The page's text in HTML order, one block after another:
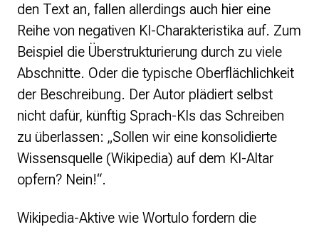
den Text an, fallen allerdings auch hier eine
Reihe von negativen KI-Charakteristika auf. Zum
Beispiel die Überstrukturierung durch zu viele
Abschnitte. Oder die typische Oberflächlichkeit
der Beschreibung. Der Autor plädiert selbst
nicht dafür, künftig Sprach-KIs das Schreiben
zu überlassen: „Sollen wir eine konsolidierte
Wissensquelle (Wikipedia) auf dem KI-Altar
opfern? Nein!“.
Wikipedia-Aktive wie Wortulo fordern die